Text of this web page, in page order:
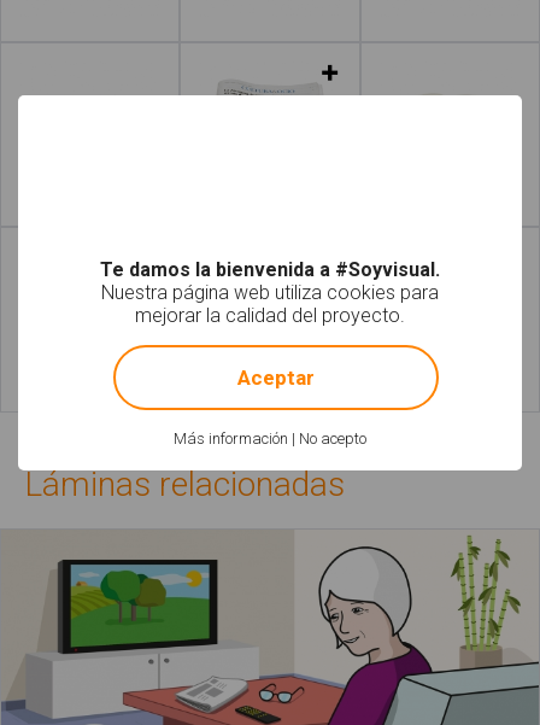
Leer más Leer más
Láminas relacionadas
Te damos la bienvenida a #Soyvisual.
Nuestra página web utiliza cookies para
mejorar la calidad del proyecto.
Más información | No acepto
! Not valid!
Aceptar